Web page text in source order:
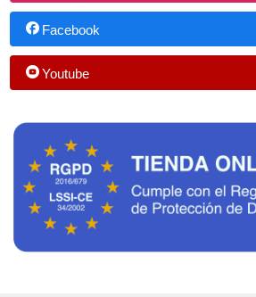
Facebook
Youtube